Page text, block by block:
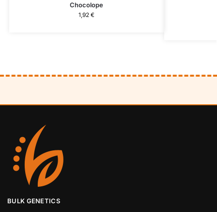
Chocolope
1,92€
BULK GENETICS